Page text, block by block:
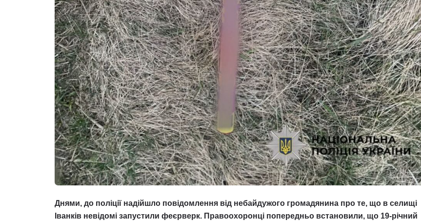
Днями, до поліції надійшло повідомлення від небайдужого громадянина про те, що в селищі
Іванків невідомі запустили феєрверк. Правоохоронці попередньо встановили, що 19-річний